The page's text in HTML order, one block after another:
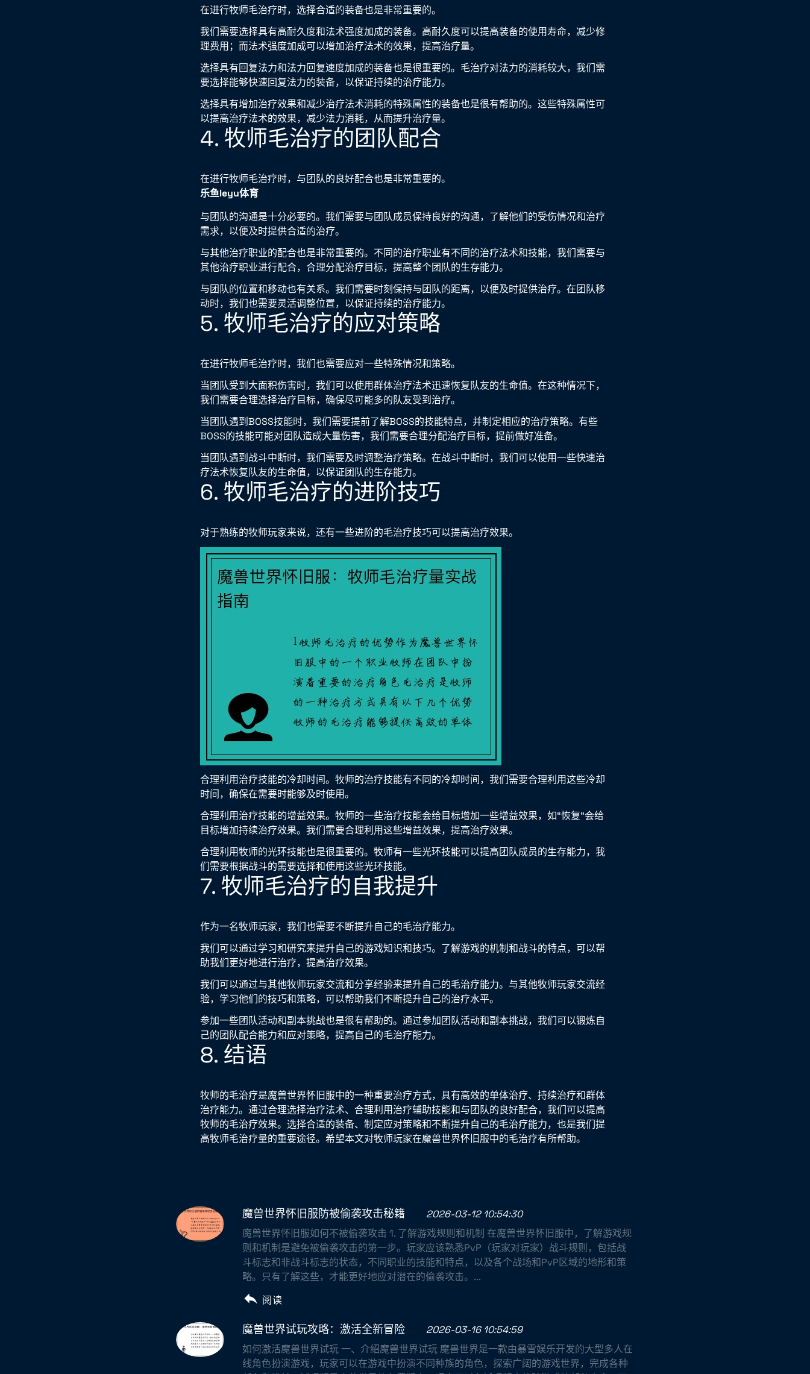
在进行牧师毛治疗时，选择合适的装备也是非常重要的。
我们需要选择具有高耐久度和法术强度加成的装备。高耐久度可以提高装备的使用寿命，减少修
理费用；而法术强度加成可以增加治疗法术的效果，提高治疗量。
选择具有回复法力和法力回复速度加成的装备也是很重要的。毛治疗对法力的消耗较大，我们需
要选择能够快速回复法力的装备，以保证持续的治疗能力。
选择具有增加治疗效果和减少治疗法术消耗的特殊属性的装备也是很有帮助的。这些特殊属性可
以提高治疗法术的效果，减少法力消耗，从而提升治疗量。
4. 牧师毛治疗的团队配合
在进行牧师毛治疗时，与团队的良好配合也是非常重要的。
乐鱼leyu体育
与团队的沟通是十分必要的。我们需要与团队成员保持良好的沟通，了解他们的受伤情况和治疗
需求，以便及时提供合适的治疗。
与其他治疗职业的配合也是非常重要的。不同的治疗职业有不同的治疗法术和技能，我们需要与
其他治疗职业进行配合，合理分配治疗目标，提高整个团队的生存能力。
与团队的位置和移动也有关系。我们需要时刻保持与团队的距离，以便及时提供治疗。在团队移
动时，我们也需要灵活调整位置，以保证持续的治疗能力。
5. 牧师毛治疗的应对策略
在进行牧师毛治疗时，我们也需要应对一些特殊情况和策略。
当团队受到大面积伤害时，我们可以使用群体治疗法术迅速恢复队友的生命值。在这种情况下，
我们需要合理选择治疗目标，确保尽可能多的队友受到治疗。
当团队遇到BOSS技能时，我们需要提前了解BOSS的技能特点，并制定相应的治疗策略。有些
BOSS的技能可能对团队造成大量伤害，我们需要合理分配治疗目标，提前做好准备。
当团队遇到战斗中断时，我们需要及时调整治疗策略。在战斗中断时，我们可以使用一些快速治
疗法术恢复队友的生命值，以保证团队的生存能力。
6. 牧师毛治疗的进阶技巧
对于熟练的牧师玩家来说，还有一些进阶的毛治疗技巧可以提高治疗效果。
合理利用治疗技能的冷却时间。牧师的治疗技能有不同的冷却时间，我们需要合理利用这些冷却
时间，确保在需要时能够及时使用。
合理利用治疗技能的增益效果。牧师的一些治疗技能会给目标增加一些增益效果，如“恢复”会给
目标增加持续治疗效果。我们需要合理利用这些增益效果，提高治疗效果。
合理利用牧师的光环技能也是很重要的。牧师有一些光环技能可以提高团队成员的生存能力，我
们需要根据战斗的需要选择和使用这些光环技能。
7. 牧师毛治疗的自我提升
作为一名牧师玩家，我们也需要不断提升自己的毛治疗能力。
我们可以通过学习和研究来提升自己的游戏知识和技巧。了解游戏的机制和战斗的特点，可以帮
助我们更好地进行治疗，提高治疗效果。
我们可以通过与其他牧师玩家交流和分享经验来提升自己的毛治疗能力。与其他牧师玩家交流经
验，学习他们的技巧和策略，可以帮助我们不断提升自己的治疗水平。
参加一些团队活动和副本挑战也是很有帮助的。通过参加团队活动和副本挑战，我们可以锻炼自
己的团队配合能力和应对策略，提高自己的毛治疗能力。
8. 结语
牧师的毛治疗是魔兽世界怀旧服中的一种重要治疗方式，具有高效的单体治疗、持续治疗和群体
治疗能力。通过合理选择治疗法术、合理利用治疗辅助技能和与团队的良好配合，我们可以提高
牧师的毛治疗效果。选择合适的装备、制定应对策略和不断提升自己的毛治疗能力，也是我们提
高牧师毛治疗量的重要途径。希望本文对牧师玩家在魔兽世界怀旧服中的毛治疗有所帮助。
魔兽世界怀旧服防被偷袭攻击秘籍
2026-03-12 10:54:30
魔兽世界怀旧服如何不被偷袭攻击 1. 了解游戏规则和机制 在魔兽世界怀旧服中，了解游戏规
则和机制是避免被偷袭攻击的第一步。玩家应该熟悉PvP（玩家对玩家）战斗规则，包括战
斗标志和非战斗标志的状态，不同职业的技能和特点，以及各个战场和PvP区域的地形和策
略。只有了解这些，才能更好地应对潜在的偷袭攻击。...
阅读
魔兽世界试玩攻略：激活全新冒险
2026-03-16 10:54:59
如何激活魔兽世界试玩 一、介绍魔兽世界试玩 魔兽世界是一款由暴雪娱乐开发的大型多人在
线角色扮演游戏，玩家可以在游戏中扮演不同种族的角色，探索广阔的游戏世界，完成各种